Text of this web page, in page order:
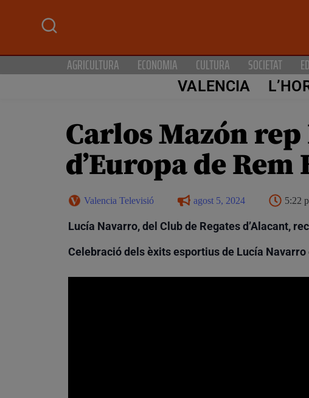
AGRICULTURA ECONOMIA CULTURA SOCIETAT
VALENCIA
Carlos Mazón
d’Europa de
Valencia Televisió agost 5, 2024 5:22
Lucía Navarro, del Club de Regates d’Alacant,
Celebració dels èxits esportius de Lucía